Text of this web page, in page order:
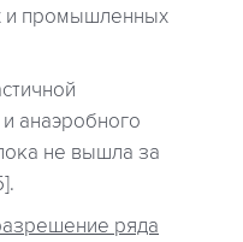
и промышленных
анаэробного
не вышла за
ряда